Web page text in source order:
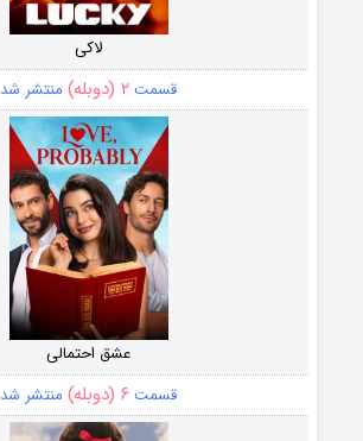
لاکی
قسمت ۲ (دوبله) منتشر شد
عشق احتمالی
قسمت ۶ (دوبله) منتشر شد